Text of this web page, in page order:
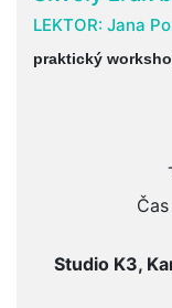
LEKTOR: Jana
praktický
Studio K3,